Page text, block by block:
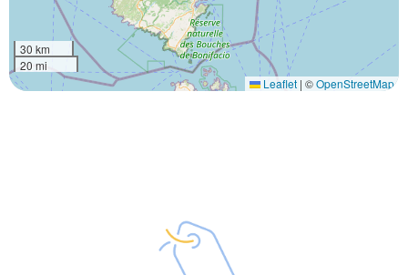
30 km
20 mi
Leaflet | ©OpenStreetMap